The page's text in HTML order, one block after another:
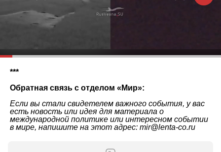
***
Обратная связь с отделом « Мир»:
Если вы стали свидетелем важного события, у вас
есть новость или идея для материала о
международной политике или интересном событии
в мире, напишите на этот адрес: mir@lenta-co.ru